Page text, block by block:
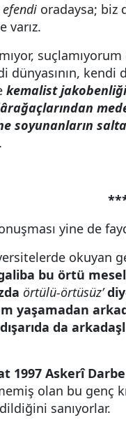
efendi oradaysa; biz
varız.
dünyasının,
kemalist
soyunanların
yine de
okuyan
galiba bu örtü
örtülü-örtüsüz’
yaşamadan
da
1997 Askerî Darbe
olan bu genç
sanıyorlar.